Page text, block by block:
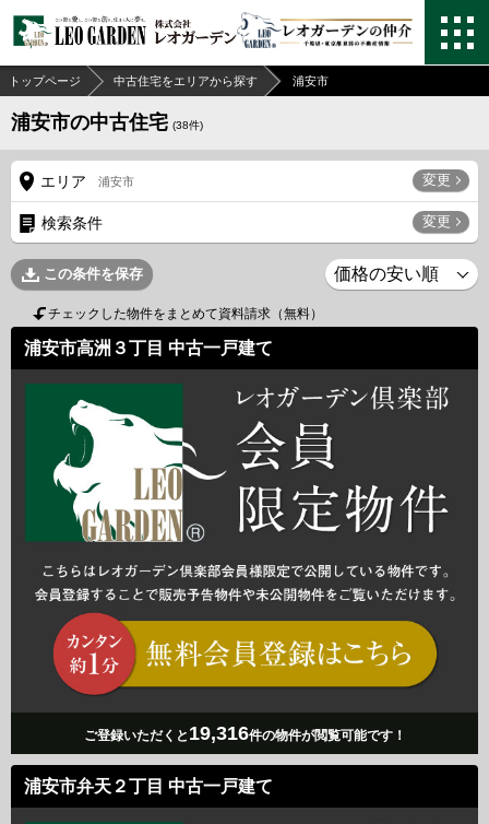
トップページ 中古住宅をエリアから探す 浦安市
浦安市の中古住宅 (38件)
エリア 浦安市 変更
検索条件 変更
この条件を保存
チェックした物件をまとめて資料請求（無料）
浦安市高洲３丁目 中古一戸建て
ご登録いただくと 19,316件の物件が閲覧可能です！
浦安市弁天２丁目 中古一戸建て